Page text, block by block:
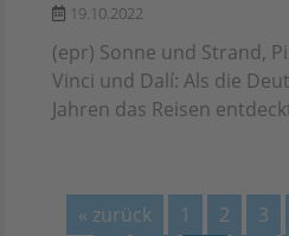
19.10.2022
(epr) Sonne und Strand,
Vinci und Dalí: Als die
Jahren das Reisen
« zurück 1 2 3